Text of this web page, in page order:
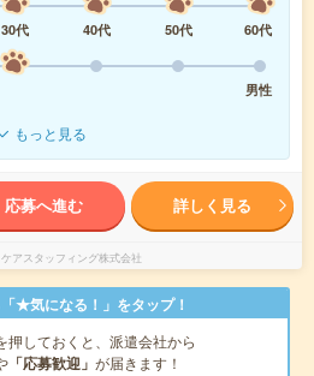
30代 40代 50代
60代
男性
もっと見る
応募へ進む 詳しく見る
ケアスタッフィング株式会社
★気になる！」をタップ！
押しておくと、派遣会社から
「応募歓迎」 が届きます！